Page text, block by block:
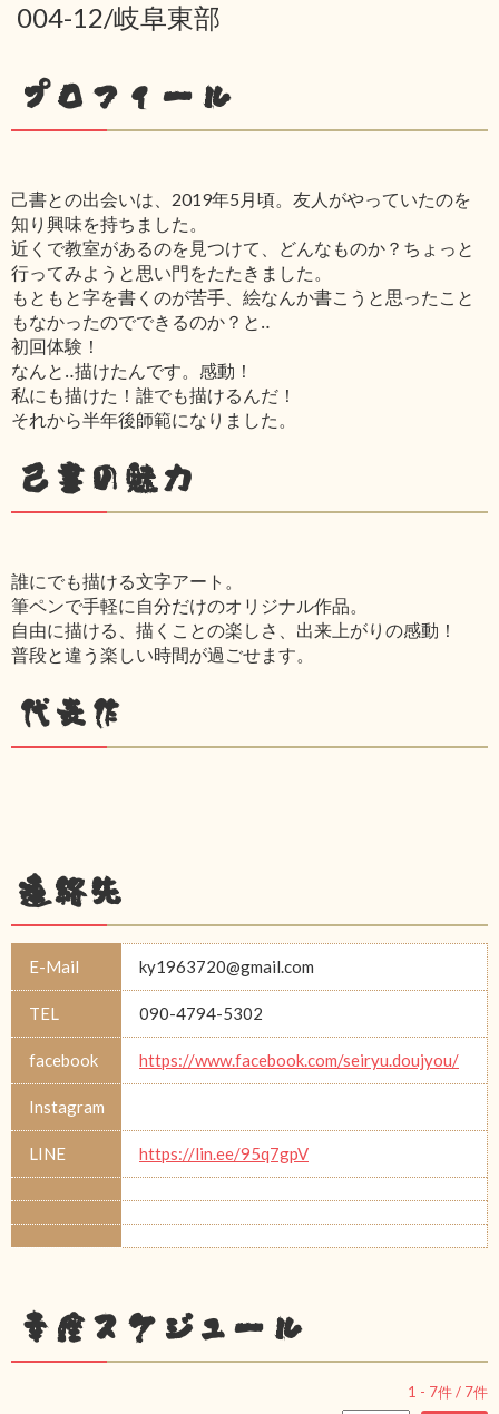
004-12/岐阜東部
プロフィール
己書との出会いは、2019年5月頃。友人がやっていたのを
知り興味を持ちました。
近くで教室があるのを見つけて、どんなものか？ちょっと
行ってみようと思い門をたたきました。
もともと字を書くのが苦手、絵なんか書こうと思ったこと
もなかったのでできるのか？と‥
初回体験！
なんと‥描けたんです。感動！
私にも描けた！誰でも描けるんだ！
それから半年後師範になりました。
己書の魅力
誰にでも描ける文字アート。
筆ペンで手軽に自分だけのオリジナル作品。
自由に描ける、描くことの楽しさ、出来上がりの感動！
普段と違う楽しい時間が過ごせます。
代表作
連絡先
E-Mail ky1963720@gmail.com
TEL 090-4794-5302
facebook https://www.facebook.com/seiryu.doujyou/
Instagram
LINE https://lin.ee/95q7gpV
幸座スケジュール
1 - 7件 / 7件